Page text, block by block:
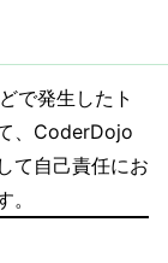
で発生したト
、CoderDojo
て自己責任にお